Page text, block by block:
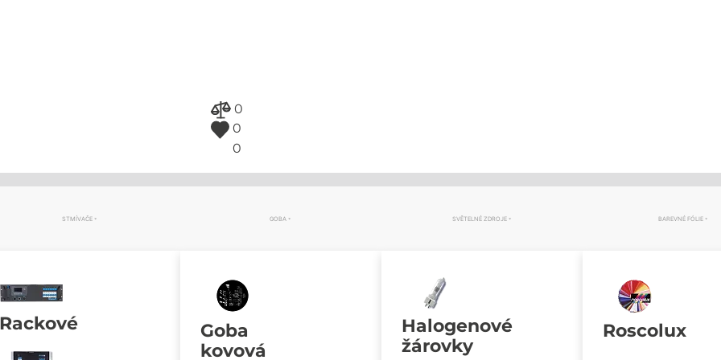
0
0
0
STMÍVAČE
Rackové
GOBA
Goba
kovová
SVĚTELNÉ ZDROJE
Halogenové
žárovky
BAREVNÉ FÓLIE
Roscolux